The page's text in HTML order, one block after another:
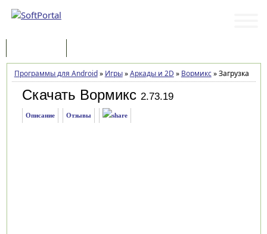
Программы для Android» Игры»Аркады и 2D » Вормикс»Загрузка
Скачать Вормикс 2.73.19
Описание Отзывы